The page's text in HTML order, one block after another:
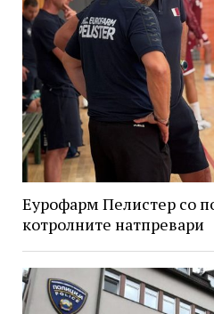
Еурофарм Пелистер со
котролните натпревари